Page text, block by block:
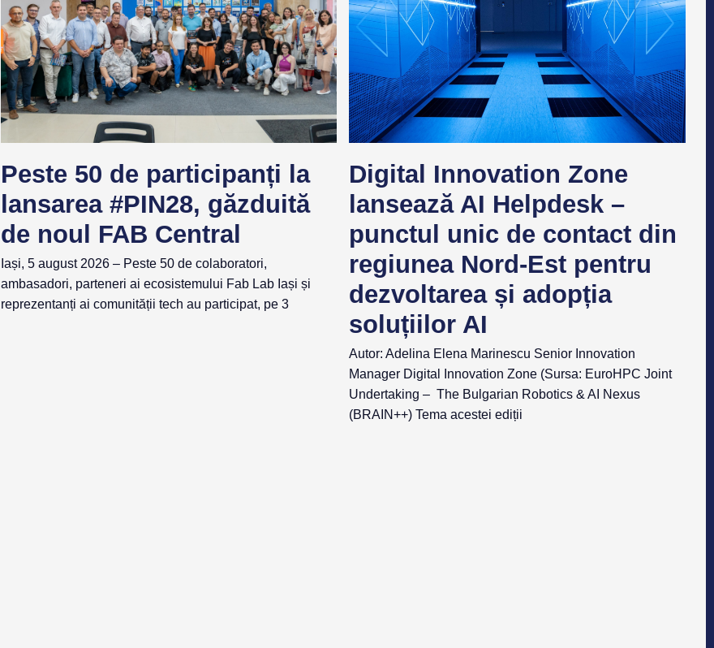
Peste 50 de participanți la
lansarea #PIN28, găzduită
de noul FAB Central
Iași, 5 august 2026 – Peste 50 de colaboratori,
ambasadori, parteneri ai ecosistemului Fab Lab Iași și
reprezentanți ai comunității tech au participat, pe 3
Digital Innovation Zone
lansează AI Helpdesk –
punctul unic de contact din
regiunea Nord-Est pentru
dezvoltarea și adopția
soluțiilor AI
Autor: Adelina Elena Marinescu Senior Innovation
Manager Digital Innovation Zone (Sursa: EuroHPC Joint
Undertaking – The Bulgarian Robotics & AI Nexus
(BRAIN++) Tema acestei ediții